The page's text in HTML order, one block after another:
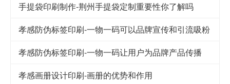
手提袋印刷制作-荆州手提袋定制重要性你了解吗
孝感防伪标签印刷-一物一码可以品牌宣传和引流吸粉
孝感防伪标签印刷-一物一码让用户为品牌产品传播
孝感画册设计印刷-画册的优势和作用